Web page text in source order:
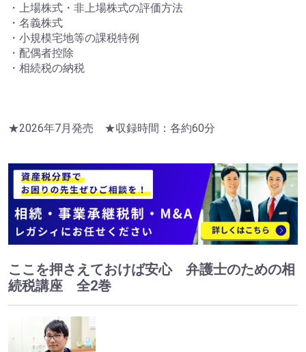
・上場株式・非上場株式の評価方法
・名義株式
・小規模宅地等の課税特例
・配偶者控除
・相続税の納税
★2026年7月発売 ★収録時間：各約60分
ここを押さえておけば安心 弁護士のための相
続税講座 全2巻